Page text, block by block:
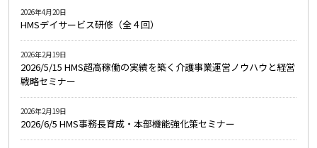
HMSデイサービス研修（全４回）
2026年4月20日
2026/5/15 HMS超高稼働の実績を築く介護事業運営ノウハウと経営
戦略セミナー
2026年2月19日
2026/6/5 HMS事務長育成・本部機能強化策セミナー
2026年2月19日